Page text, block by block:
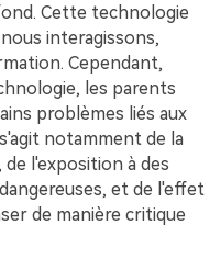
Cette technologie
interagissons,
Cependant,
les parents
problèmes liés aux
notamment de la
l'exposition à des
et de l'effet
de manière critique